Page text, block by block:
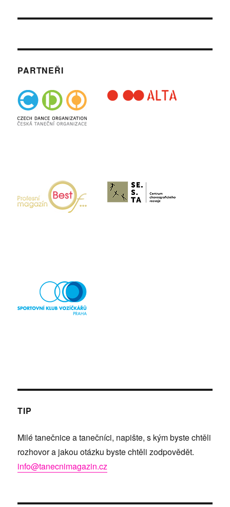
PARTNEŘI
TIP
Milé tanečnice a tanečníci, napište, s kým byste chtěli
rozhovor a jakou otázku byste chtěli zodpovědět.
info@tanecnimagazin.cz